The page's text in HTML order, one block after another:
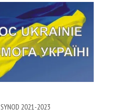
SYNOD 2021-2023